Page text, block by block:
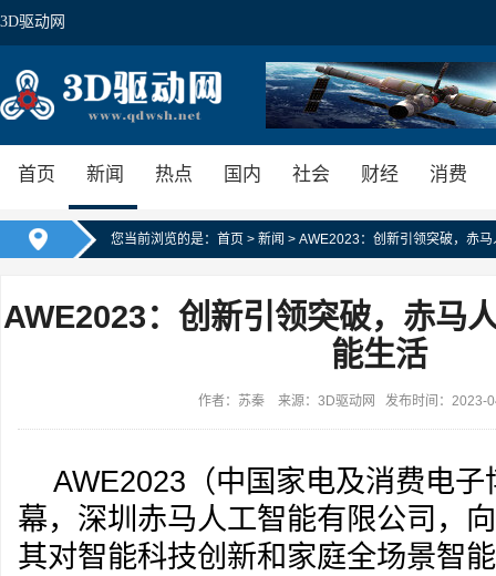
3D驱动网
首页 新闻 热点 国内 社会 财经 消费
您当前浏览的是： 首页 > 新闻 > AWE2023：创新引领突破，赤
AWE2023：创新引领突破，赤马
能生活
作者：苏秦 来源：3D驱动网 发布时间：2023-
AWE2023（中国家电及消费电
幕，深圳赤马人工智能有限公司，
其对智能科技创新和家庭全场景智